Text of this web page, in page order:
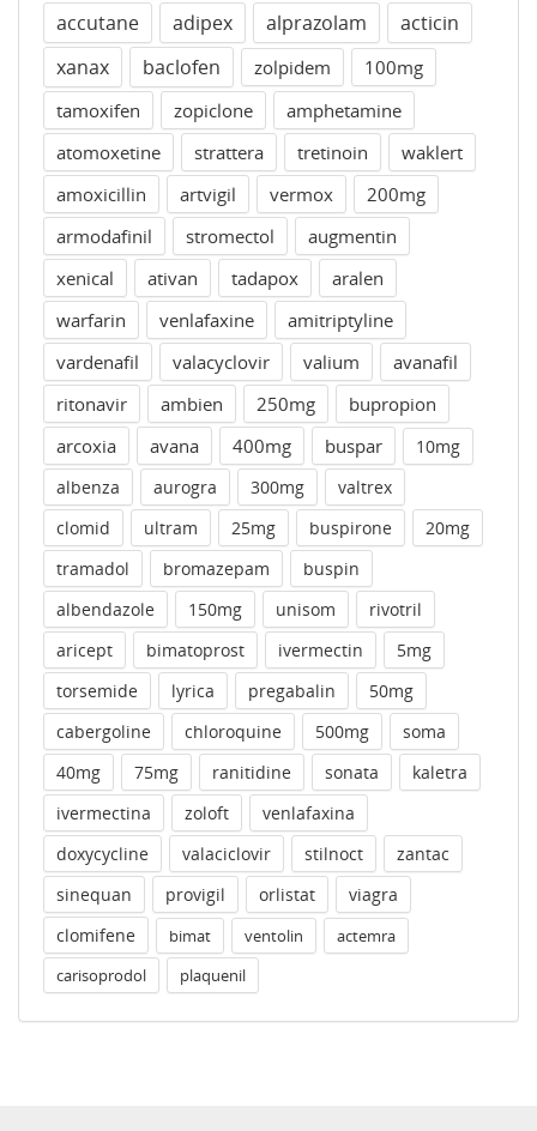
accutane
adipex alprazolam
acticin
xanax
baclofen zolpidem
100mg
tamoxifen
zopiclone
amphetamine
atomoxetine
strattera tretinoin
waklert
amoxicillin
artvigil vermox
200mg
armodafinil
stromectol
augmentin
xenical
ativan tadapox
aralen
warfarin
venlafaxine
amitriptyline
vardenafil
valacyclovir valium
avanafil
ritonavir
ambien 250mg
bupropion
arcoxia
avana 400mg buspar
10mg
albenza
aurogra 300mg
valtrex
clomid
ultram 25mg buspirone
20mg
tramadol
bromazepam
buspin
albendazole
150mg unisom
rivotril
aricept
bimatoprost ivermectin
5mg
torsemide
lyrica pregabalin
50mg
cabergoline
chloroquine 500mg
soma
40mg
75mg ranitidine sonata
kaletra
ivermectina
zoloft
venlafaxina
doxycycline
valaciclovir stilnoct
zantac
sinequan
provigil orlistat
viagra
clomifene
bimat ventolin
actemra
carisoprodol
plaquenil